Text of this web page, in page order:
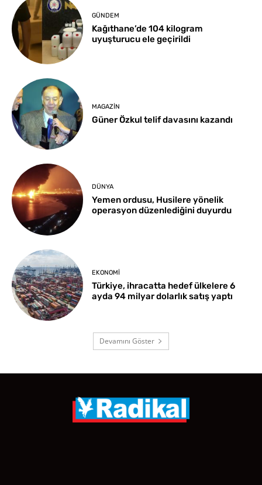
GÜNDEM
Kağıthane’de 104 kilogram
uyuşturucu ele geçirildi
MAGAZIN
Güner Özkul telif davasını kazandı
DÜNYA
Yemen ordusu, Husilere yönelik
operasyon düzenlediğini duyurdu
EKONOMI
Türkiye, ihracatta hedef ülkelere 6
ayda 94 milyar dolarlık satış yaptı
Devamını Göster